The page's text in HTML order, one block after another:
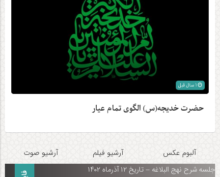
حضرت خدیجه(س) الگوی تمام عیار
آلبوم عکس آرشیو فیلم آرشیو صوت
جلسه شرح نهج البلاغه – تاریخ ۱۲ آذرماه ۱۴۰۲